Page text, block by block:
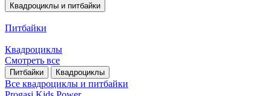
Квадроциклы и питбайки
Питбайки
Квадроциклы
Смотреть все
Питбайки Квадроциклы
Все квадроциклы и питбайки